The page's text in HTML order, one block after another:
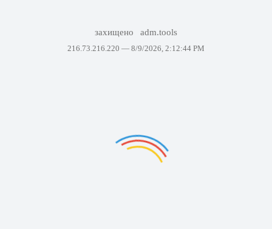
захищено adm.tools
216.73.216.220 — 8/9/2026, 2:12:44 PM